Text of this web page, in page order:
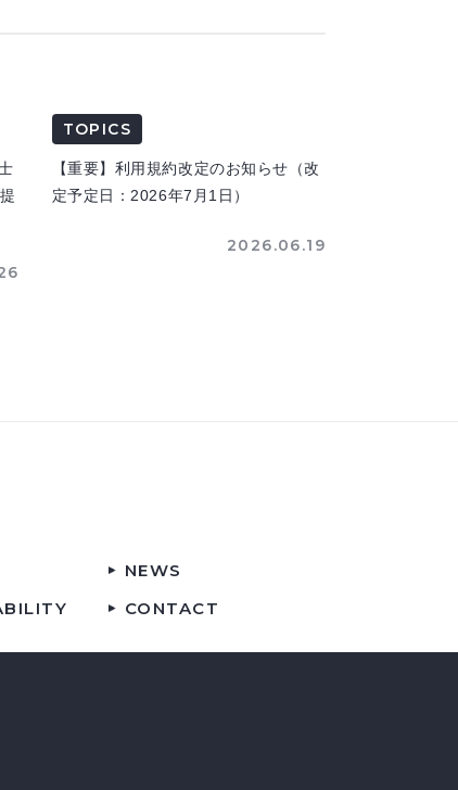
TOPICS
【重要】利用規約改定のお知らせ（改
定予定日：2026年7月1日）
2026.06.19
NEWS
CONTACT